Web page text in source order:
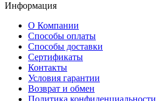
Информация
О Компании
Способы оплаты
Способы доставки
Сертификаты
Контакты
Условия гарантии
Возврат и обмен
Политика конфиденциальности